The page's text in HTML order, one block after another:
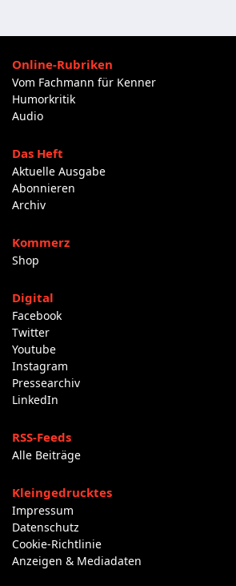
Online-Rubriken
Vom Fachmann für Kenner
Humorkritik
Audio
Das Heft
Aktuelle Ausgabe
Abonnieren
Archiv
Kommerz
Shop
Digital
Facebook
Twitter
Youtube
Instagram
Pressearchiv
LinkedIn
RSS-Feeds
Alle Beiträge
Kleingedrucktes
Impressum
Datenschutz
Cookie-Richtlinie
Anzeigen & Mediadaten